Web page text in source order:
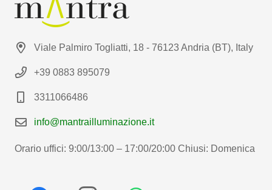
Viale Palmiro Togliatti, 18 - 76123 Andria (BT), Italy
+39 0883 895079
3311066486
info@mantrailluminazione.it
Orario uffici: 9:00/13:00 – 17:00/20:00 Chiusi: Domenica